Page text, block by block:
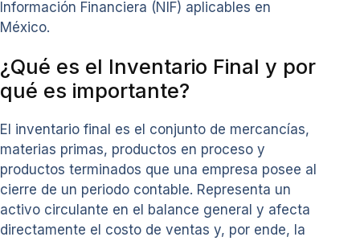
Información Financiera (NIF) aplicables en
México.
¿Qué es el Inventario Final y por
qué es importante?
El inventario final es el conjunto de mercancías,
materias primas, productos en proceso y
productos terminados que una empresa posee al
cierre de un periodo contable. Representa un
activo circulante en el balance general y afecta
directamente el costo de ventas y, por ende, la